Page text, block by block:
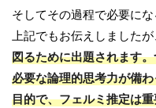
そしてその過程で必要に
上記でもお伝えしましたが
図るために出題されます
必要な論理的思考力が備
目的で、フェルミ推定は